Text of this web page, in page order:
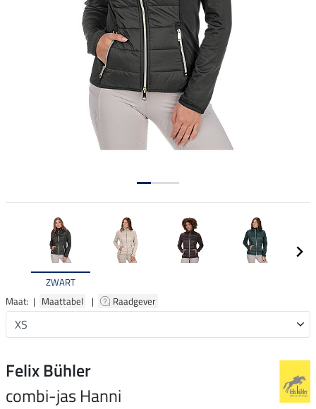
ZWART
Maat: | Maattabel | Raadgever
Felix Bühler
combi-jas Hanni